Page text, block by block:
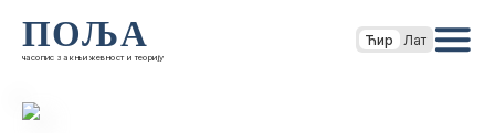
ПОЉА
часопис за књижевност и теорију
Ћир Лат